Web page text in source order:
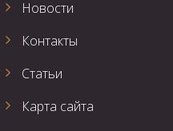
Новости
Контакты
Статьи
Карта сайта